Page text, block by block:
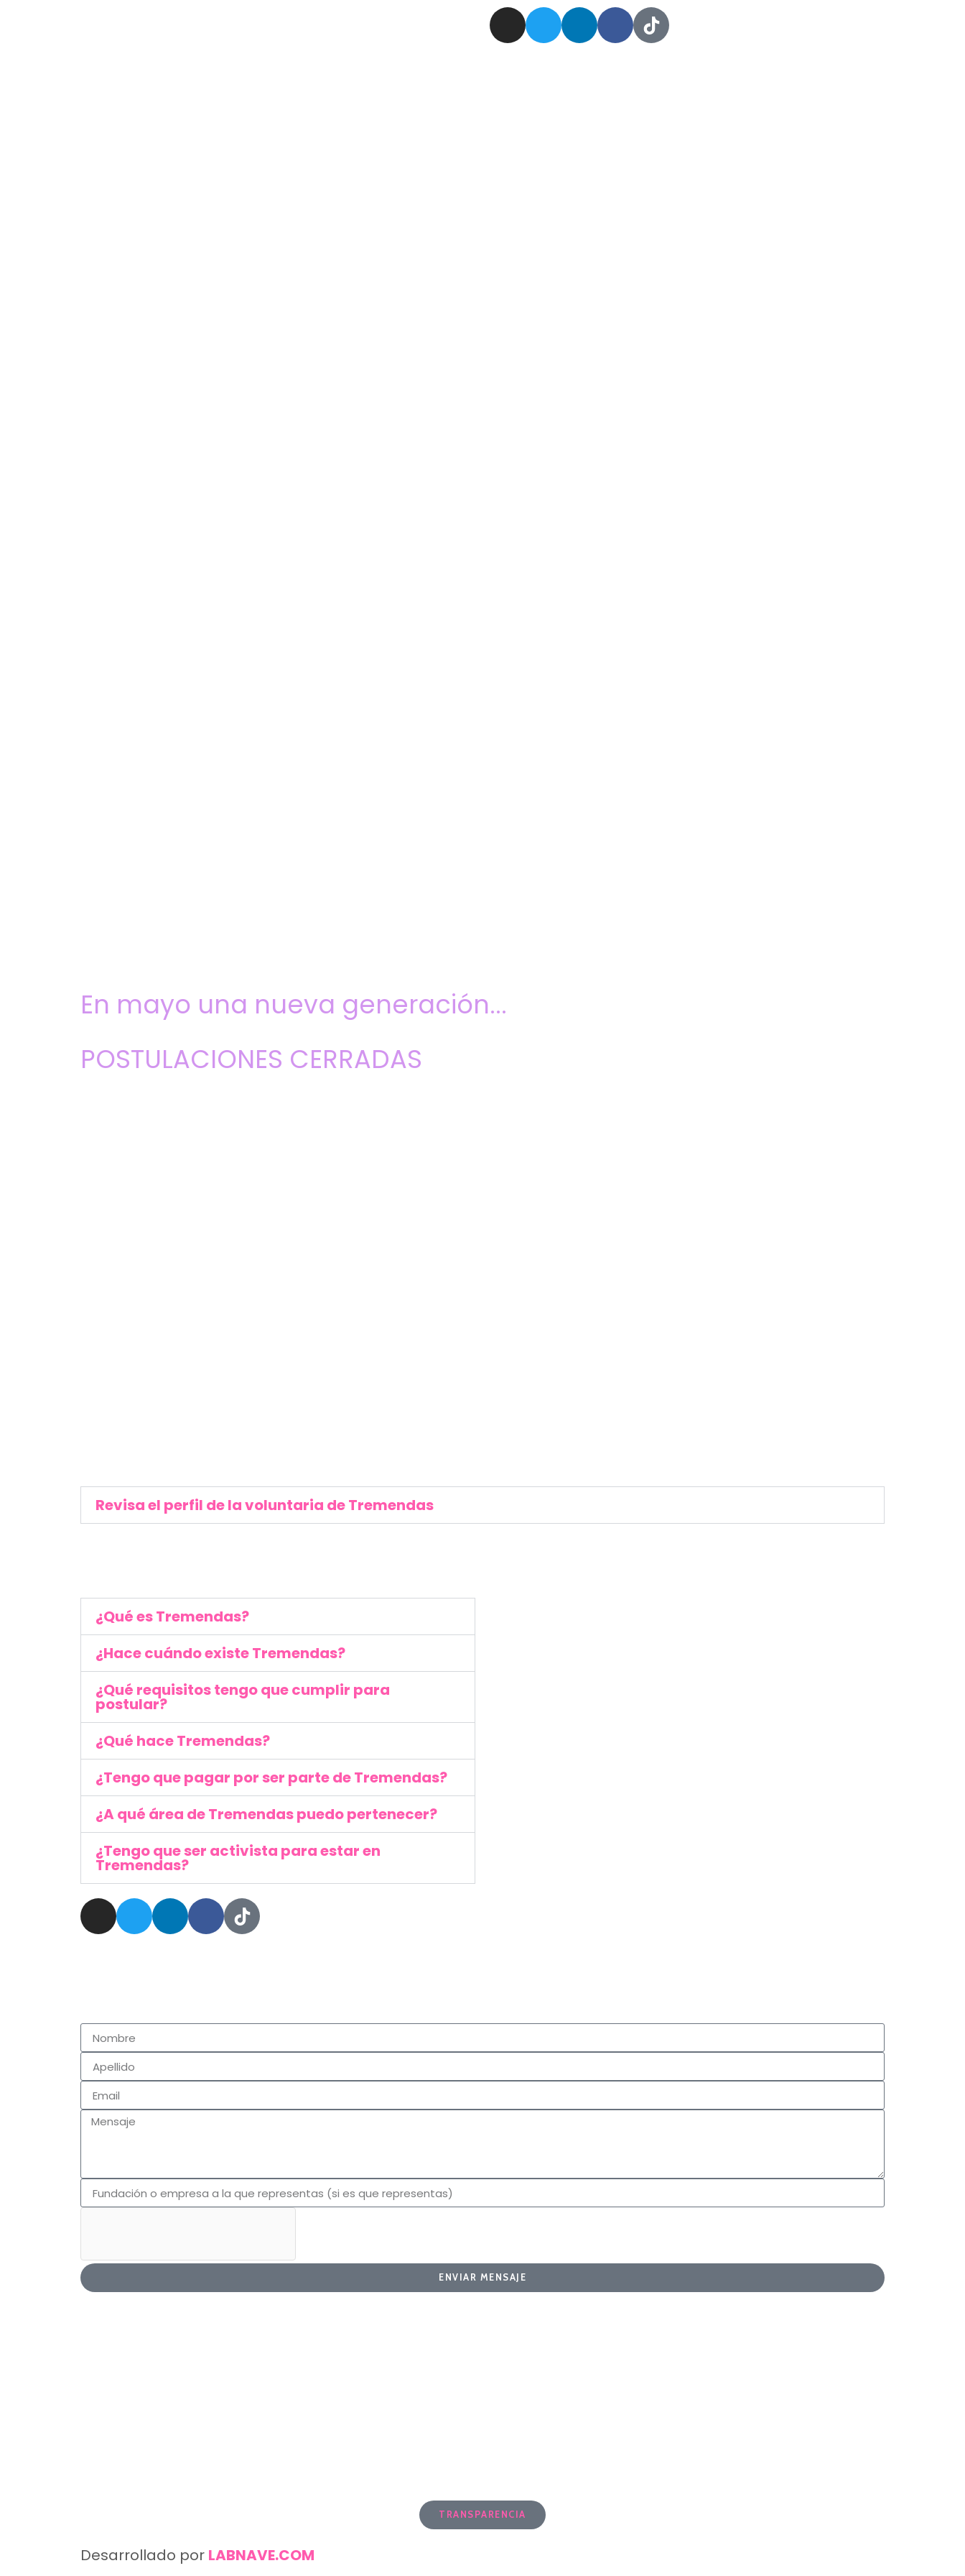
En mayo una nueva generación...
POSTULACIONES CERRADAS
Revisa el perfil de la voluntaria de Tremendas
¿Qué es Tremendas?
¿Hace cuándo existe Tremendas?
¿Qué requisitos tengo que cumplir para
postular?
¿Qué hace Tremendas?
¿Tengo que pagar por ser parte de Tremendas?
¿A qué área de Tremendas puedo pertenecer?
¿Tengo que ser activista para estar en
Tremendas?
ENVIAR MENSAJE
TRANSPARENCIA
Desarrollado por LABNAVE.COM